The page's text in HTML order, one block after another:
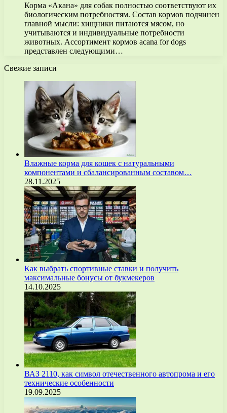
Корма «Акана» для собак полностью соответствуют их
биологическим потребностям. Состав кормов подчинен
главной мысли: хищники питаются мясом, но
учитываются и индивидуальные потребности
животных. Ассортимент кормов acana for dogs
представлен следующими…
Свежие записи
Влажные корма для кошек с натуральными
компонентами и сбалансированным составом…
28.11.2025
Как выбрать спортивные ставки и получить
максимальные бонусы от букмекеров
14.10.2025
ВАЗ 2110, как символ отечественного автопрома и его
технические особенности
19.09.2025